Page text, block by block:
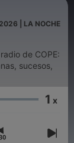
| LA NOCHE
de COPE:
sucesos,
1 x